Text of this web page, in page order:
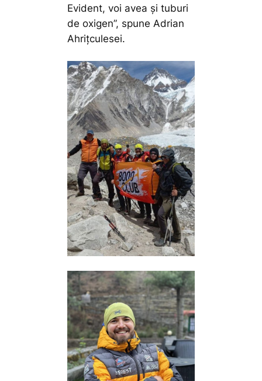
Evident, voi avea și tuburi
de oxigen”, spune Adrian
Ahrițculesei.